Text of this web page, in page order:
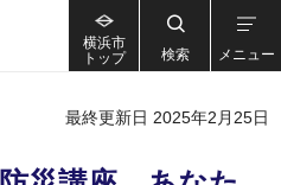
横浜市
トップ
検索 メニュー
最終更新日 2025年2月25日